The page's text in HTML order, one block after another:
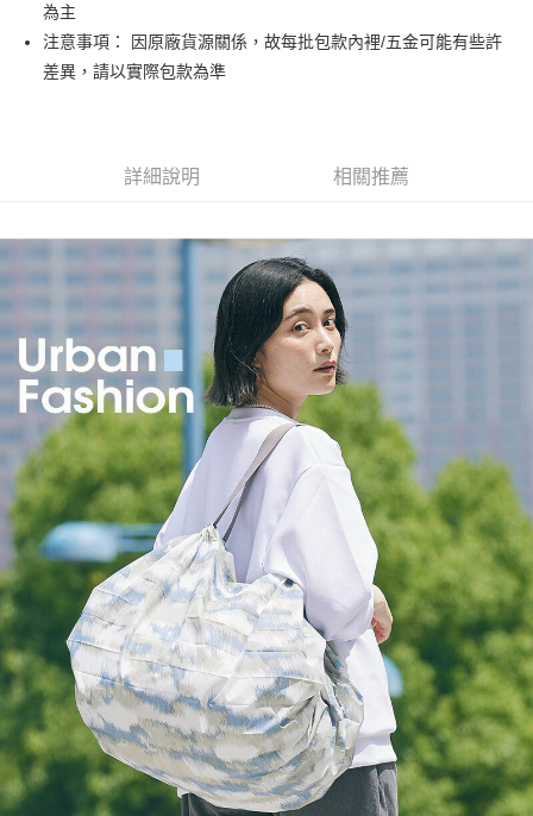
法說明評估內容。
【繳款方式說明】
1.分期款項不併入電信帳單，「大哥付你分期」於每月結算日後寄送繳費提
醒簡訊。
1.本服務係由「台灣大哥大股份有限公司」（以下簡稱本公司）所提供，讓
2.基於同意付款使用「大哥付你分期」之契約關係目的，商店將以您的個人
資料（包含姓名、電話或地址）提供予台灣大哥大進項蒐集、處理及利用，
由本公司與您本人進行分期帳單所需資料之確認、核對及更正。
3.完整用戶服務條款，請詳閱以下連結： https://oppay.tw/userRule
３．安心：先確認商品／服務後，再付款。
【「AFTEE先享後付」結帳流程】
１．於結帳方式選擇「AFTEE先享後付」後，將跳轉至「AFTEE先享後付」
ATM／網路銀行／等多元方式進行付款，方視為交易完成。
後付繳納相關費用。
※ 交易是否成功請以「AFTEE先享後付 」之結帳頁面顯示為準，若有關於
是否繳費成功／繳費後需取消欲退款等相關疑問，請聯繫「AFTEE先享後付
客戶支援中心」
https://netprotections.freshdesk.com/support/home
【注意事項】
１．透過由恩沛科技股份有限公司提供之「AFTEE先享後付」服務完成之交
易，需依本服務之必要範圍內提供個人資料，並將交易相關給付款項請求債
權轉讓予恩沛科技股份有限公司。
２．關於個人資料處理事宜，請瀏覽以下網址：
https://aftee.tw/terms/#terms3
３．未成年的使用者請事先徵得法定代理人或監護人之同意方可使用
「AFTEE先享後付」，若未經同意申辦者引起之損失，本公司不負相關責
任。
４．使用「AFTEE先享後付」時，將依據個別帳號之用戶狀況，依本公司即
時審查核予不同之上限額度；若仍有額度不足之情形，本公司將視審查結果
請求用戶進行身份認證。
５．嚴禁一人註冊多個帳號或使用他人資訊註冊。若發現惡意使用之情形，
恩沛科技股份有限公司將有權停止該用戶之使用額度並採取法律行動。
每筆NT$70，滿NT$899(含以上)免運費
京站台北店客服中心(1F星巴克旁) 即日起不提供京站紙袋，取件時
請自備購物袋，若需購買紙袋可現場詢問
為主
注意事項： 因原廠貨源關係，故每批包款內裡/五金可能有些許
差異，請以實際包款為準
詳細說明 相關推薦